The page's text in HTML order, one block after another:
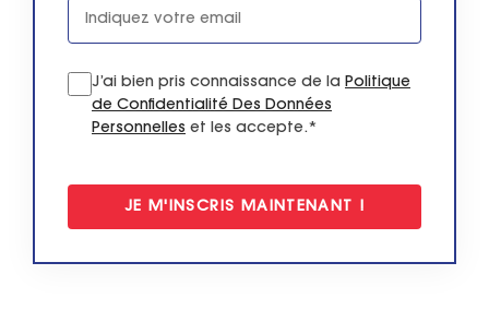
J’ai bien pris connaissance de la Politique
de Confidentialité Des Données
Personnelles et les accepte.*